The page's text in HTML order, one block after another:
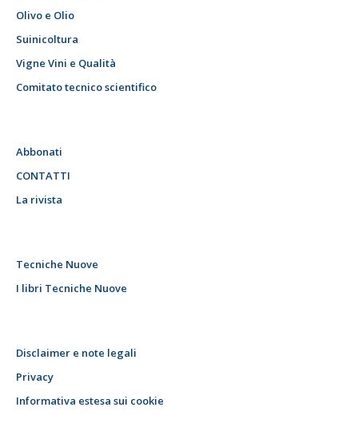
Olivo e Olio
Suinicoltura
Vigne Vini e Qualità
Comitato tecnico scientifico
Abbonati
CONTATTI
La rivista
Tecniche Nuove
I libri Tecniche Nuove
Disclaimer e note legali
Privacy
Informativa estesa sui cookie